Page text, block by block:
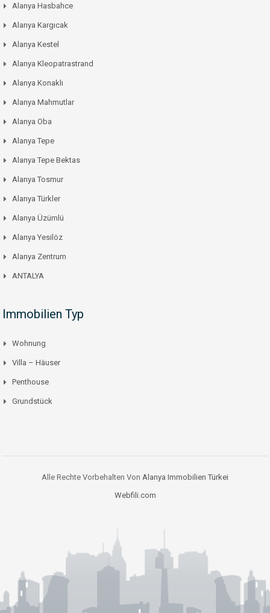
Alanya Hasbahce
Alanya Kargıcak
Alanya Kestel
Alanya Kleopatrastrand
Alanya Konaklı
Alanya Mahmutlar
Alanya Oba
Alanya Tepe
Alanya Tepe Bektas
Alanya Tosmur
Alanya Türkler
Alanya Üzümlü
Alanya Yesilöz
Alanya Zentrum
ANTALYA
Immobilien Typ
Wohnung
Villa – Häuser
Penthouse
Grundstück
Alle Rechte Vorbehalten Von Alanya Immobilien Türkei
Webfili.com